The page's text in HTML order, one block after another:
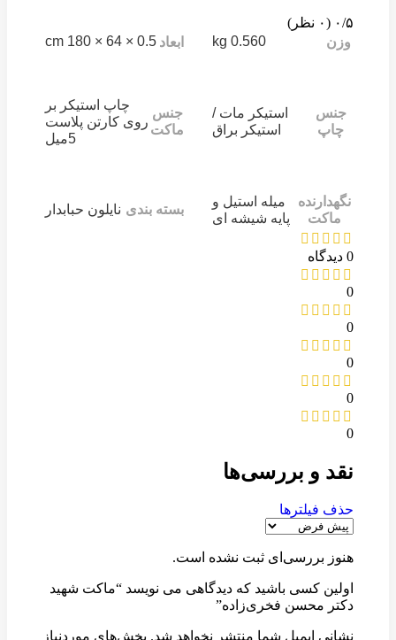
‫۰/۵ ‫(۰ نظر)
وزن
0.560 kg ابعاد 0.5 × 64 × 180 cm
جنس
چاپ
استیکر مات /
استیکر براق
جنس
ماکت
چاپ استیکر بر
روی کارتن پلاست
5میل
نگهدارنده
ماکت
میله استیل و
پایه شیشه ای
بسته بندی نایلون حبابدار
0 دیدگاه
0
0
0
0
0
نقد و بررسی‌ها
حذف فیلترها
هنوز بررسی‌ای ثبت نشده است.
اولین کسی باشید که دیدگاهی می نویسد “ماکت شهید
دکتر محسن فخری‌زاده”
نشانی ایمیل شما منتشر نخواهد شد. بخش‌های موردنیاز